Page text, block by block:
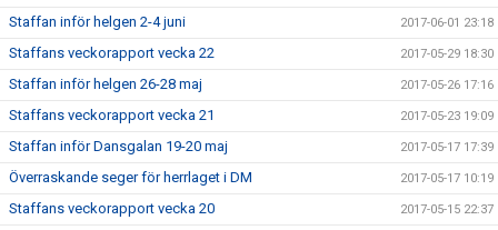
Staffan inför helgen 2-4 juni 2017-06-01 23:18
Staffans veckorapport vecka 22 2017-05-29 18:30
Staffan inför helgen 26-28 maj 2017-05-26 17:16
Staffans veckorapport vecka 21 2017-05-23 19:09
Staffan inför Dansgalan 19-20 maj 2017-05-17 17:39
Överraskande seger för herrlaget i DM 2017-05-17 10:19
Staffans veckorapport vecka 20 2017-05-15 22:37